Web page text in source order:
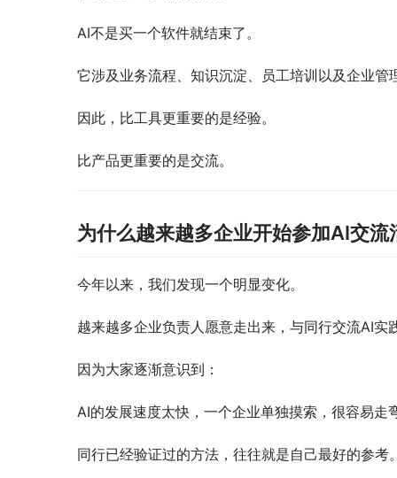
AI不是买一个软件就结束了。
它涉及业务流程、知识沉淀、员工培训以及企业管
因此，比工具更重要的是经验。
比产品更重要的是交流。
为什么越来越多企业开始参加AI交流
今年以来，我们发现一个明显变化。
越来越多企业负责人愿意走出来，与同行交流AI实
因为大家逐渐意识到：
AI的发展速度太快，一个企业单独摸索，很容易走
同行已经验证过的方法，往往就是自己最好的参考。